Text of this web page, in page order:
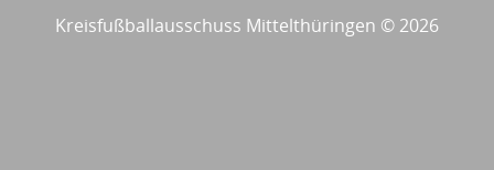
Kreisfußballausschuss Mittelthüringen © 2026